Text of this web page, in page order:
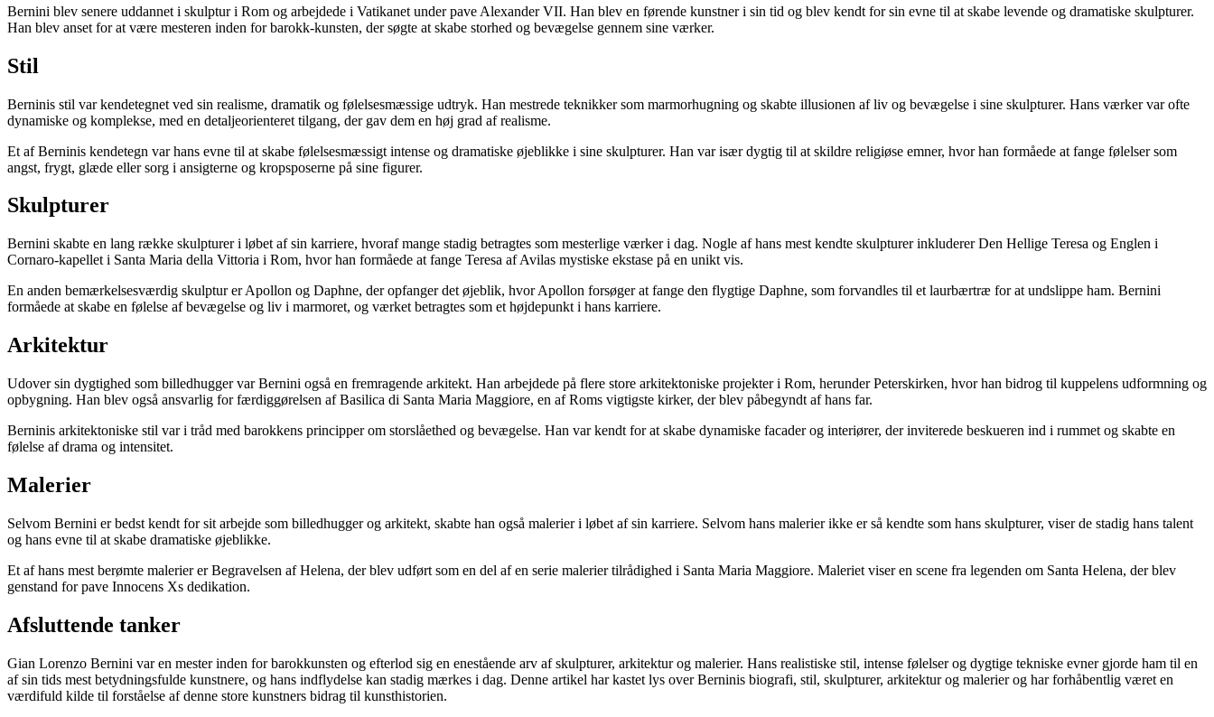
Bernini blev senere uddannet i skulptur i Rom og arbejdede i Vatikanet under pave Alexander VII. Han blev en førende kunstner i sin tid og blev kendt for sin evne til at skabe levende og dramatiske skulpturer.
Han blev anset for at være mesteren inden for barokk-kunsten, der søgte at skabe storhed og bevægelse gennem sine værker.
Stil
Berninis stil var kendetegnet ved sin realisme, dramatik og følelsesmæssige udtryk. Han mestrede teknikker som marmorhugning og skabte illusionen af ​​liv og bevægelse i sine skulpturer. Hans værker var ofte
dynamiske og komplekse, med en detaljeorienteret tilgang, der gav dem en høj grad af realisme.
Et af Berninis kendetegn var hans evne til at skabe følelsesmæssigt intense og dramatiske øjeblikke i sine skulpturer. Han var især dygtig til at skildre religiøse emner, hvor han formåede at fange følelser som
angst, frygt, glæde eller sorg i ansigterne og kropsposerne på sine figurer.
Skulpturer
Bernini skabte en lang række skulpturer i løbet af sin karriere, hvoraf mange stadig betragtes som mesterlige værker i dag. Nogle af hans mest kendte skulpturer inkluderer Den Hellige Teresa og Englen i
Cornaro-kapellet i Santa Maria della Vittoria i Rom, hvor han formåede at fange Teresa af Avilas mystiske ekstase på en unikt vis.
En anden bemærkelsesværdig skulptur er Apollon og Daphne, der opfanger det øjeblik, hvor Apollon forsøger at fange den flygtige Daphne, som forvandles til et laurbærtræ for at undslippe ham. Bernini
formåede at skabe en følelse af bevægelse og liv i marmoret, og værket betragtes som et højdepunkt i hans karriere.
Arkitektur
Udover sin dygtighed som billedhugger var Bernini også en fremragende arkitekt. Han arbejdede på flere store arkitektoniske projekter i Rom, herunder Peterskirken, hvor han bidrog til kuppelens udformning og
opbygning. Han blev også ansvarlig for færdiggørelsen af ​​Basilica di Santa Maria Maggiore, en af ​​Roms vigtigste kirker, der blev påbegyndt af hans far.
Berninis arkitektoniske stil var i tråd med barokkens principper om storslåethed og bevægelse. Han var kendt for at skabe dynamiske facader og interiører, der inviterede beskueren ind i rummet og skabte en
følelse af drama og intensitet.
Malerier
Selvom Bernini er bedst kendt for sit arbejde som billedhugger og arkitekt, skabte han også malerier i løbet af sin karriere. Selvom hans malerier ikke er så kendte som hans skulpturer, viser de stadig hans talent
og hans evne til at skabe dramatiske øjeblikke.
Et af hans mest berømte malerier er Begravelsen af ​​Helena, der blev udført som en del af en serie malerier tilrådighed i Santa Maria Maggiore. Maleriet viser en scene fra legenden om Santa Helena, der blev
genstand for pave Innocens Xs dedikation.
Afsluttende tanker
Gian Lorenzo Bernini var en mester inden for barokkunsten og efterlod sig en enestående arv af skulpturer, arkitektur og malerier. Hans realistiske stil, intense følelser og dygtige tekniske evner gjorde ham til en
af ​​sin tids mest betydningsfulde kunstnere, og hans indflydelse kan stadig mærkes i dag. Denne artikel har kastet lys over Berninis biografi, stil, skulpturer, arkitektur og malerier og har forhåbentlig været en
værdifuld kilde til forståelse af denne store kunstners bidrag til kunsthistorien.